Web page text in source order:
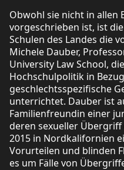
Obwohl sie nicht in allen
vorgeschrieben ist, ist
Schulen des Landes die
Michele Dauber,
University Law School,
Hochschulpolitik in
geschlechtsspezifische
unterrichtet. Dauber ist
Familienfreundin einer
deren sexueller
2015 in Nordkalifornien
Vorurteilen und blinden
es um Fälle von